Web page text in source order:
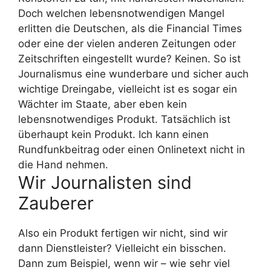
Doch welchen lebensnotwendigen Mangel
erlitten die Deutschen, als die Financial Times
oder eine der vielen anderen Zeitungen oder
Zeitschriften eingestellt wurde? Keinen. So ist
Journalismus eine wunderbare und sicher auch
wichtige Dreingabe, vielleicht ist es sogar ein
Wächter im Staate, aber eben kein
lebensnotwendiges Produkt. Tatsächlich ist
überhaupt kein Produkt. Ich kann einen
Rundfunkbeitrag oder einen Onlinetext nicht in
die Hand nehmen.
Wir Journalisten sind
Zauberer
Also ein Produkt fertigen wir nicht, sind wir
dann Dienstleister? Vielleicht ein bisschen.
Dann zum Beispiel, wenn wir – wie sehr viel